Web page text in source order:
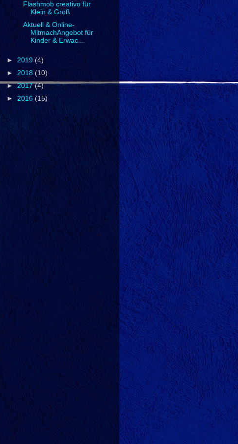
Flashmob creativo für
Klein & Groß
Aktuell & Online-
MitmachAngebot für
Kinder & Erwac...
► 2019 (4)
►2018 (10)
►2017(4)
► 2016 (15)